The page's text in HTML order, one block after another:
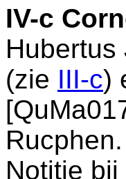
IV-c
(zie III-c)
Rucphen.
Notitie